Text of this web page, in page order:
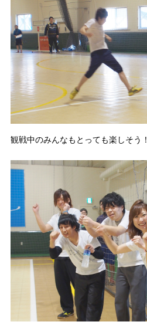
観戦中のみんなもとっても楽しそう！